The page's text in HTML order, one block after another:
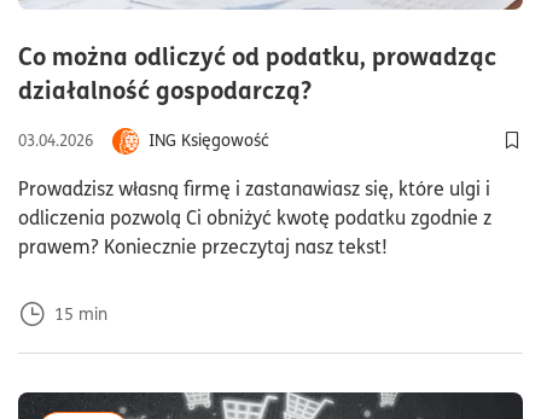
Co można odliczyć od podatku, prowadząc
działalność gospodarczą?czas
03.04.2026
ING Księgowość
Prowadzisz własną firmę i zastanawiasz się, które ulgi i
odliczenia pozwolą Ci obniżyć kwotę podatku zgodnie z
prawem? Koniecznie przeczytaj nasz tekst!
15 min